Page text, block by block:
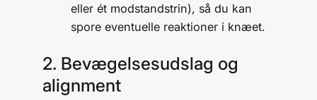
eller ét modstandstrin), så du kan
spore eventuelle reaktioner i knæet.
2. Bevægelsesudslag og
alignment